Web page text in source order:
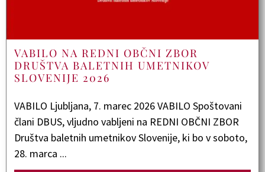
VABILO NA REDNI OBČNI ZBOR
DRUŠTVA BALETNIH UMETNIKOV
SLOVENIJE 2026
VABILO Ljubljana, 7. marec 2026 VABILO Spoštovani
člani DBUS, vljudno vabljeni na REDNI OBČNI ZBOR
Društva baletnih umetnikov Slovenije, ki bo v soboto,
28. marca ...